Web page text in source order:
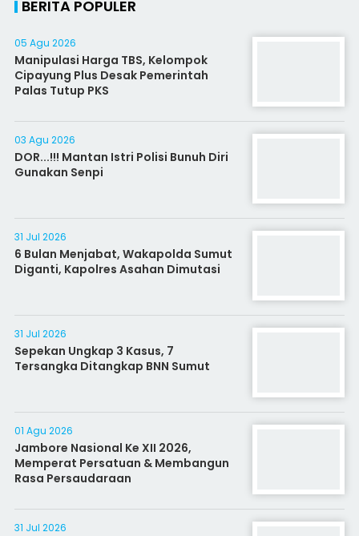
BERITA POPULER
05 Agu 2026
Manipulasi Harga TBS, Kelompok
Cipayung Plus Desak Pemerintah
Palas Tutup PKS
03 Agu 2026
DOR...!!! Mantan Istri Polisi Bunuh Diri
Gunakan Senpi
31 Jul 2026
6 Bulan Menjabat, Wakapolda Sumut
Diganti, Kapolres Asahan Dimutasi
31 Jul 2026
Sepekan Ungkap 3 Kasus, 7
Tersangka Ditangkap BNN Sumut
01 Agu 2026
Jambore Nasional Ke XII 2026,
Memperat Persatuan & Membangun
Rasa Persaudaraan
31 Jul 2026